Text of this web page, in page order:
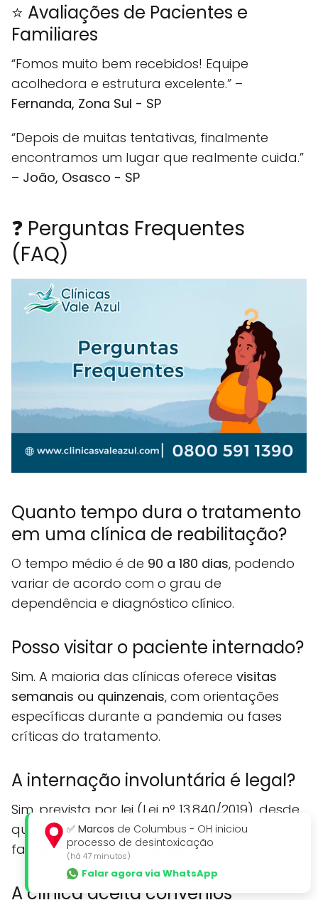
⭐ Avaliações de Pacientes e
Familiares
“Fomos muito bem recebidos! Equipe
acolhedora e estrutura excelente.” –
Fernanda, Zona Sul - SP
“Depois de muitas tentativas, finalmente
encontramos um lugar que realmente cuida.”
– João, Osasco - SP
❓ Perguntas Frequentes
(FAQ)
Quanto tempo dura o tratamento
em uma clínica de reabilitação?
O tempo médio é de 90 a 180 dias, podendo
variar de acordo com o grau de
dependência e diagnóstico clínico.
Posso visitar o paciente internado?
Sim. A maioria das clínicas oferece visitas
semanais ou quinzenais, com orientações
específicas durante a pandemia ou fases
críticas do tratamento.
A internação involuntária é legal?
Sim, prevista por lei (Lei nº 13.840/2019), desde
que haja laudo médico e solicitação por
familiar ou responsável legal.
A clínica aceita convênios
✅ Marcos de Columbus - OH iniciou
processo de desintoxicação
(há 47 minutos)
Falar agora via WhatsApp